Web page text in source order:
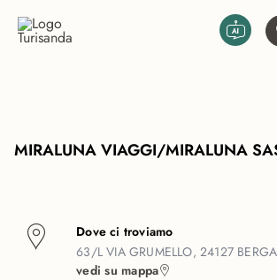
MIRALUNA VIAGGI/MIRALUNA
Dove ci troviamo
63/L VIA GRUMELLO, 24127
vedi su mappa